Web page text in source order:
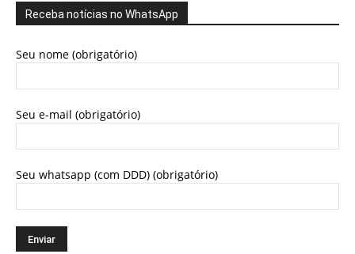
Receba notícias no WhatsApp
Seu nome (obrigatório)
Seu e-mail (obrigatório)
Seu whatsapp (com DDD) (obrigatório)